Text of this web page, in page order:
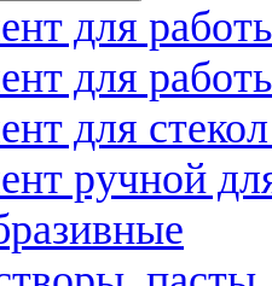
для
для
для
ручной